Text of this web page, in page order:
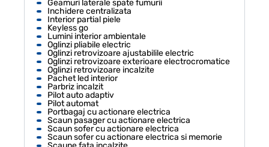
Geamuri laterale spate fumurii
Inchidere centralizata
Interior partial piele
Keyless go
Lumini interior ambientale
Oglinzi pliabile electric
Oglinzi retrovizoare ajustabilile electric
Oglinzi retrovizoare exterioare electrocromatice
Oglinzi retrovizoare incalzite
Pachet led interior
Parbriz incalzit
Pilot auto adaptiv
Pilot automat
Portbagaj cu actionare electrica
Scaun pasager cu actionare electrica
Scaun sofer cu actionare electrica
Scaun sofer cu actionare electrica si memorie